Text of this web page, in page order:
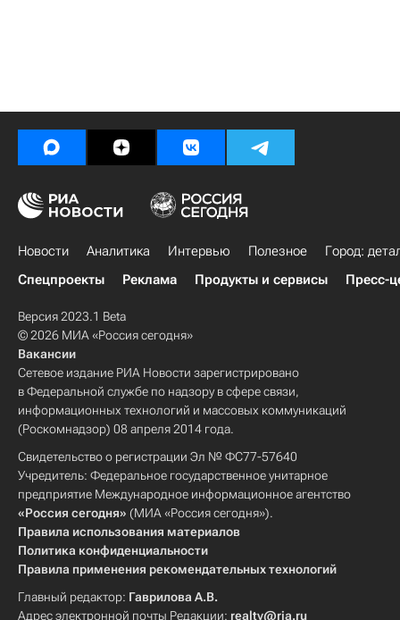
Новости Аналитика Интервью Полезное
Город:
Спецпроекты
Реклама Продукты и сервисы Пресс-
Версия 2023.1 Beta
© 2026 МИА «Россия сегодня»
Вакансии
Сетевое издание РИА Новости зарегистрировано
в Федеральной службе по надзору в сфере связи,
информационных технологий и массовых коммуникаций
(Роскомнадзор) 08 апреля 2014 года.
Свидетельство о регистрации Эл № ФС77-57640
Учредитель: Федеральное государственное унитарное
предприятие Международное информационное агентство
«Россия сегодня» (МИА «Россия сегодня»).
Правила использования материалов
Политика конфиденциальности
Правила применения рекомендательных технологий
Главный редактор: Гаврилова А.В.
Адрес электронной почты Редакции: realty@ria.ru